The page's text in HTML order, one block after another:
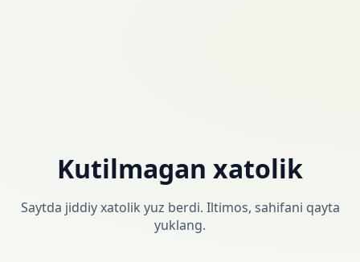
Kutilmagan xatolik
Saytda jiddiy xatolik yuz berdi. Iltimos, sahifani qayta
yuklang.